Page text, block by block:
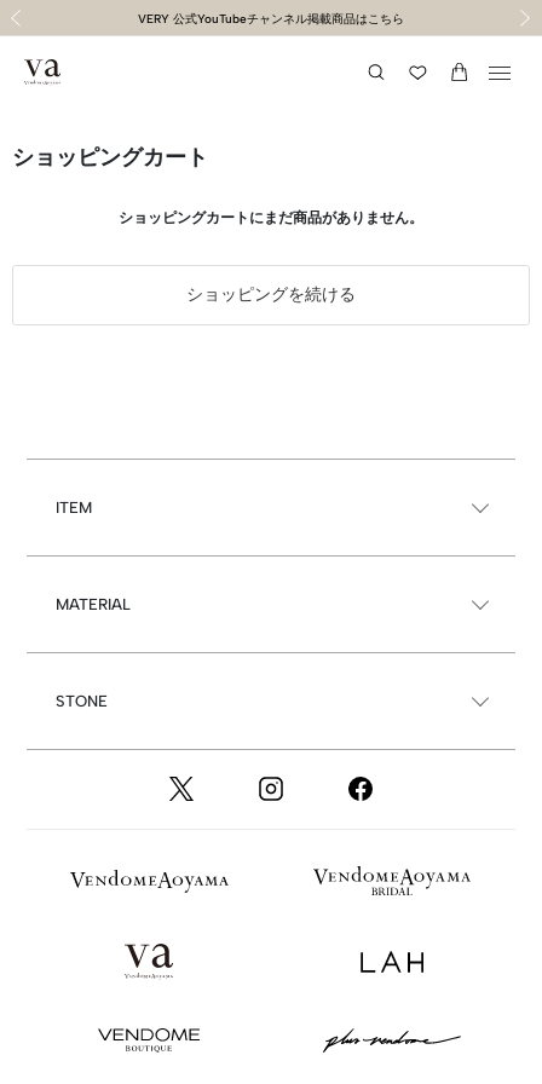
１１,０００円以上送料無料（通常２〜５営業日以内に発送）
令和8年熊本地震の影響による荷物のお届けについて
VERY 公式YouTubeチャンネル掲載商品はこちら
Summer Collection
"馬"くいくラッキーモチーフ特集
１１,０００円以上送料無料（通常２〜５営業日以内に発送）
令和8年熊本地震の影響による荷物のお届けについて
ショッピングカート
ショッピングカートにまだ商品がありません。
ショッピングを続ける
ITEM
MATERIAL
STONE